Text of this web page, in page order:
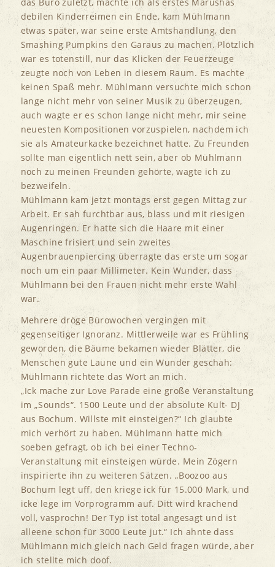
debilen Kinderreimen ein Ende, kam Mühlmann
etwas später, war seine erste Amtshandlung, den
Smashing Pumpkins den Garaus zu machen. Plötzlich
war es totenstill, nur das Klicken der Feuerzeuge
zeugte noch von Leben in diesem Raum. Es machte
keinen Spaß mehr. Mühlmann versuchte mich schon
lange nicht mehr von seiner Musik zu überzeugen,
auch wagte er es schon lange nicht mehr, mir seine
neuesten Kompositionen vorzuspielen, nachdem ich
sie als Amateurkacke bezeichnet hatte. Zu Freunden
sollte man eigentlich nett sein, aber ob Mühlmann
noch zu meinen Freunden gehörte, wagte ich zu
bezweifeln.
Mühlmann kam jetzt montags erst gegen Mittag zur
Arbeit. Er sah furchtbar aus, blass und mit riesigen
Augenringen. Er hatte sich die Haare mit einer
Maschine frisiert und sein zweites
Augenbrauenpiercing überragte das erste um sogar
noch um ein paar Millimeter. Kein Wunder, dass
Mühlmann bei den Frauen nicht mehr erste Wahl
war.
Mehrere dröge Bürowochen vergingen mit
gegenseitiger Ignoranz. Mittlerweile war es Frühling
geworden, die Bäume bekamen wieder Blätter, die
Menschen gute Laune und ein Wunder geschah:
Mühlmann richtete das Wort an mich.
„Ick mache zur Love Parade eine große Veranstaltung
im „Sounds“. 1500 Leute und der absolute Kult- DJ
aus Bochum. Willste mit einsteigen?“ Ich glaubte
mich verhört zu haben. Mühlmann hatte mich
soeben gefragt, ob ich bei einer Techno-
Veranstaltung mit einsteigen würde. Mein Zögern
inspirierte ihn zu weiteren Sätzen. „Boozoo aus
Bochum legt uff, den kriege ick für 15.000 Mark, und
icke lege im Vorprogramm auf. Ditt wird krachend
voll, vasprochn! Der Typ ist total angesagt und ist
alleene schon für 3000 Leute jut.“ Ich ahnte dass
Mühlmann mich gleich nach Geld fragen würde, aber
ich stellte mich doof.